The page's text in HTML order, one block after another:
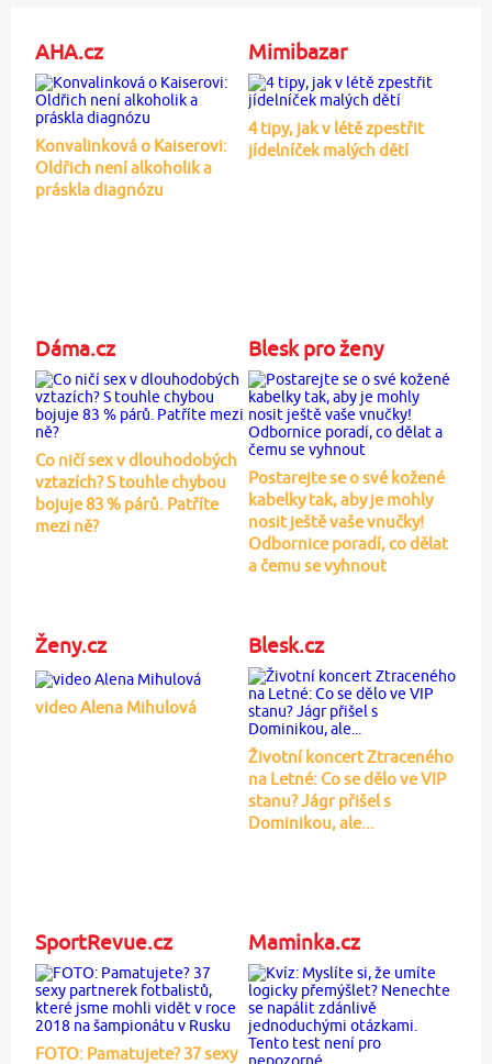
AHA.cz
Konvalinková o Kaiserovi:
Oldřich není alkoholik a
práskla diagnózu
Mimibazar
4 tipy, jak v létě zpestřit
jídelníček malých dětí
Dáma.cz
Co ničí sex v dlouhodobých
vztazích? S touhle chybou
bojuje 83 % párů. Patříte
mezi ně?
Blesk pro ženy
Postarejte se o své kožené
kabelky tak, aby je mohly
nosit ještě vaše vnučky!
Odbornice poradí, co dělat
a čemu se vyhnout
Ženy.cz
video Alena Mihulová
Blesk.cz
Životní koncert Ztraceného
na Letné: Co se dělo ve VIP
stanu? Jágr přišel s
Dominikou, ale...
SportRevue.cz
FOTO: Pamatujete? 37 sexy
Maminka.cz